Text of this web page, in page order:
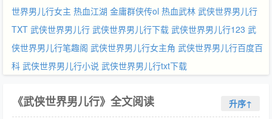
世界男儿行女主 热血江湖 金庸群侠传ol 热血武林 武侠世界男儿行
TXT 武侠世界男儿行 武侠世界男儿行下载 武侠世界男儿行123 武
侠世界男儿行笔趣阁 武侠世界男儿行女主角 武侠世界男儿行百度百
科 武侠世界男儿行小说 武侠世界男儿行txt下载
《武侠世界男儿行》全文阅读 升序↑